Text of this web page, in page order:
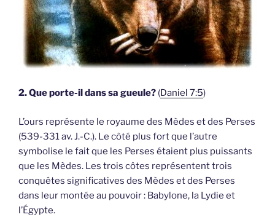
2. Que porte-il dans sa gueule? (Daniel 7:5)
L’ours représente le royaume des Mèdes et des Perses
(539-331 av. J.-C.). Le côté plus fort que l’autre
symbolise le fait que les Perses étaient plus puissants
que les Mèdes. Les trois côtes représentent trois
conquêtes significatives des Mèdes et des Perses
dans leur montée au pouvoir : Babylone, la Lydie et
l’Égypte.